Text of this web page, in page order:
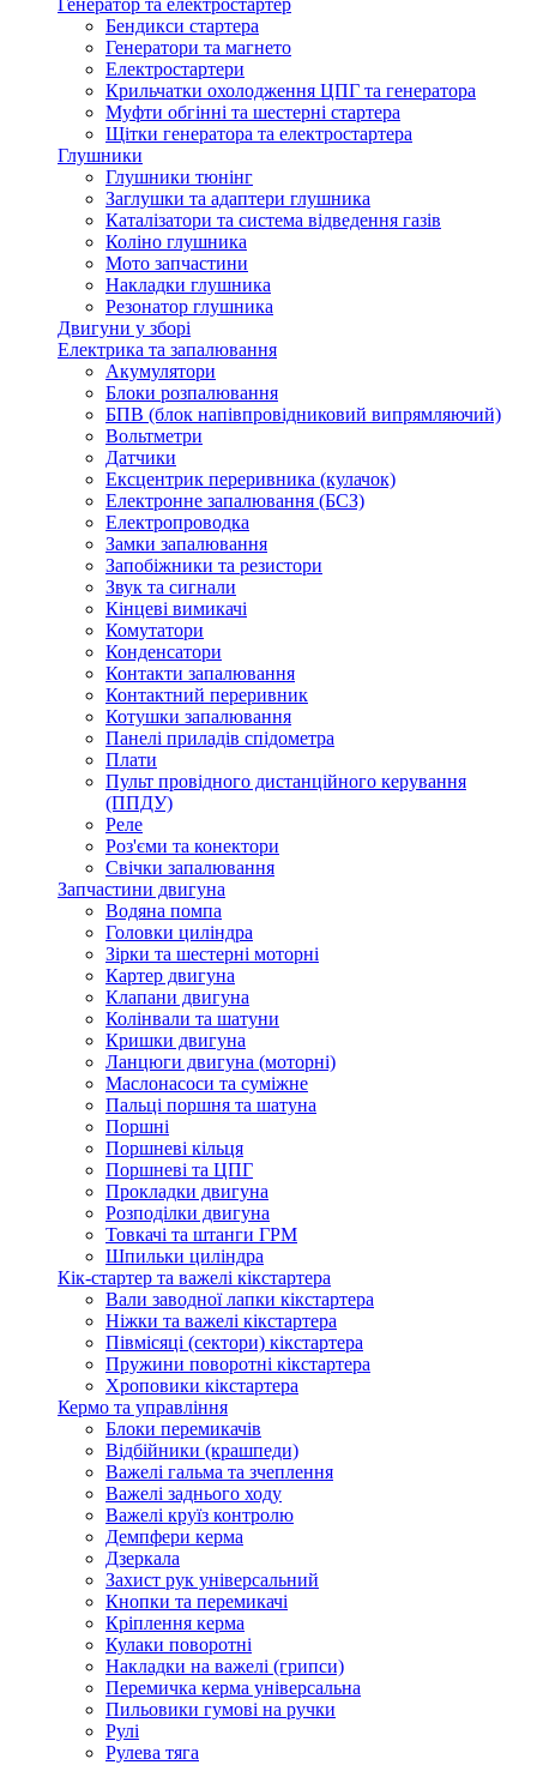
Генератор та електростартер
Бендикси стартера
Генератори та магнето
Електростартери
Крильчатки охолодження ЦПГ та генератора
Муфти обгінні та шестерні стартера
Щітки генератора та електростартера
Глушники
Глушники тюнінг
Заглушки та адаптери глушника
Каталізатори та система відведення газів
Коліно глушника
Мото запчастини
Накладки глушника
Резонатор глушника
Двигуни у зборі
Електрика та запалювання
Акумулятори
Блоки розпалювання
БПВ (блок напівпровідниковий випрямляючий)
Вольтметри
Датчики
Ексцентрик переривника (кулачок)
Електронне запалювання (БСЗ)
Електропроводка
Замки запалювання
Запобіжники та резистори
Звук та сигнали
Кінцеві вимикачі
Комутатори
Конденсатори
Контакти запалювання
Контактний переривник
Котушки запалювання
Панелі приладів спідометра
Плати
Пульт провідного дистанційного керування
(ППДУ)
Реле
Роз'єми та конектори
Свічки запалювання
Запчастини двигуна
Водяна помпа
Головки циліндра
Зірки та шестерні моторні
Картер двигуна
Клапани двигуна
Колінвали та шатуни
Кришки двигуна
Ланцюги двигуна (моторні)
Маслонасоси та суміжне
Пальці поршня та шатуна
Поршні
Поршневі кільця
Поршневі та ЦПГ
Прокладки двигуна
Розподілки двигуна
Товкачі та штанги ГРМ
Шпильки циліндра
Кік-стартер та важелі кікстартера
Вали заводної лапки кікстартера
Ніжки та важелі кікстартера
Півмісяці (сектори) кікстартера
Пружини поворотні кікстартера
Хроповики кікстартера
Кермо та управління
Блоки перемикачів
Відбійники (крашпеди)
Важелі гальма та зчеплення
Важелі заднього ходу
Важелі круїз контролю
Демпфери керма
Дзеркала
Захист рук універсальний
Кнопки та перемикачі
Кріплення керма
Кулаки поворотні
Накладки на важелі (грипси)
Перемичка керма універсальна
Пильовики гумові на ручки
Рулі
Рулева тяга